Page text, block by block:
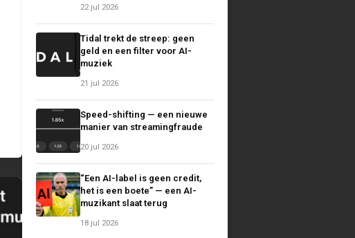
22 jul 2026
Tidal trekt de streep: geen
geld en een filter voor AI-
muziek
21 jul 2026
Speed-shifting — een nieuwe
manier van streamingfraude
20 jul 2026
“Een AI-label is geen credit,
het is een boete” — een AI-
muzikant slaat terug
18 jul 2026